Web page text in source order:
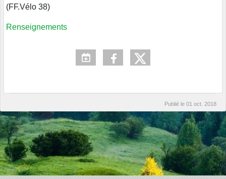
(FF.Vélo 38)
Renseignements
Publié le 01 oct. 2018